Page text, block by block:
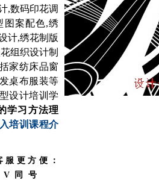
,数码印花调
图案配色,绣
计,绣花制版
组织设计制
家纺床品窗
桌布服装等
设计培训学
学习方法理
培训课程介
服更方便：
V同号